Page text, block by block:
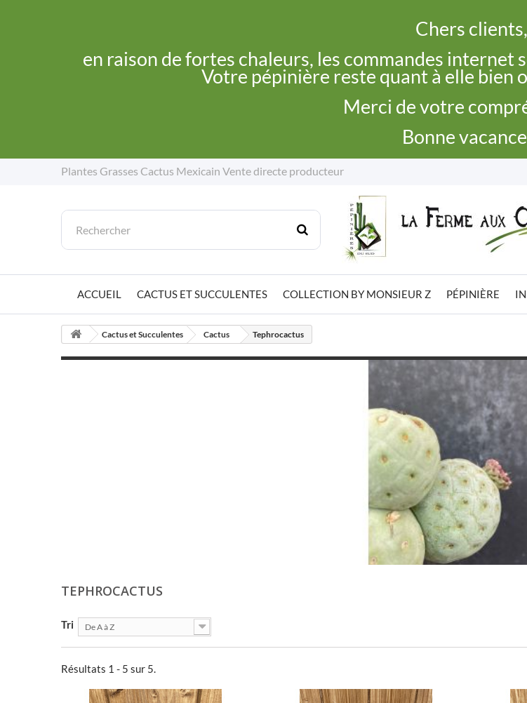
Chers clients,
en raison de fortes chaleurs, les commandes
Votre pépinière reste quant à elle bien
Merci de votre
Bonne
Plantes Grasses Cactus Mexicain Vente directe producteur
ACCUEIL CACTUS ET SUCCULENTES COLLECTION BY MONSIEUR Z PÉPINIÈRE
Cactus et Succulentes Cactus Tephrocactus
TEPHROCACTUS
Tri De A à Z
Résultats 1 - 5 sur 5.